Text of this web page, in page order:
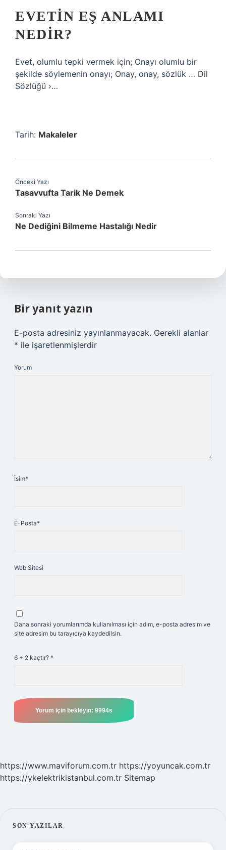
EVETIN EŞ ANLAMI
NEDIR?
Evet, olumlu tepki vermek için; Onayı olumlu bir
şekilde söylemenin onayı; Onay, onay, sözlük … Dil
Sözlüğü ›…
Tarih: Makaleler
Önceki Yazı
Tasavvufta Tarik Ne Demek
Sonraki Yazı
Ne Dediğini Bilmeme Hastalığı Nedir
Bir yanıt yazın
E-posta adresiniz yayınlanmayacak. Gerekli alanlar
* ile işaretlenmişlerdir
Yorum
İsim*
E-Posta*
Web Sitesi
Daha sonraki yorumlarımda kullanılması için adım, e-posta adresim ve
site adresim bu tarayıcıya kaydedilsin.
6 + 2 kaçtır? *
https://www.maviforum.com.tr https://yoyuncak.com.tr
https://ykelektrikistanbul.com.tr Sitemap
SIDEBAR
SON YAZILAR